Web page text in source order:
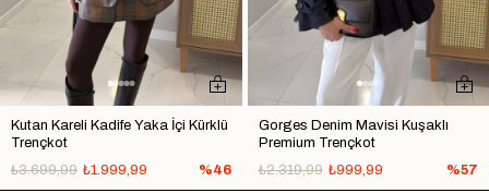
Kutan Kareli Kadife Yaka İçi Kürklü
Trençkot
₺1.999,99
₺3.699,99 %46
Gorges Denim Mavisi Kuşaklı
Premium Trençkot
₺999,99
₺2.319,99 %57